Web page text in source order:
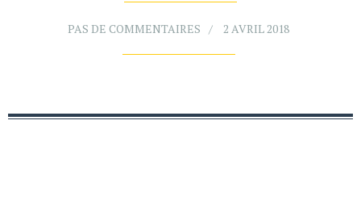
PAS DE COMMENTAIRES 2 AVRIL 2018